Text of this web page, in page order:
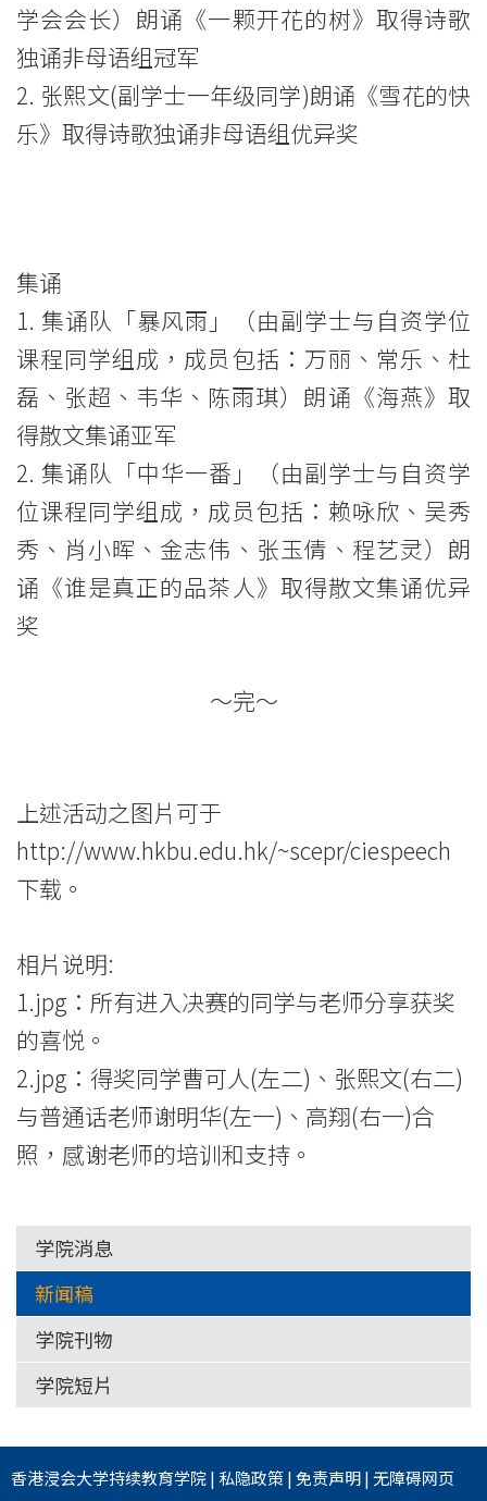
香
港
浸
学
学会会长）朗诵《一颗开花的树》取得诗歌
独诵非母语组冠军
2. 张熙文(副学士一年级同学)朗诵《雪花的快
乐》取得诗歌独诵非母语组优异奖
集诵
1. 集诵队「暴风雨」（由副学士与自资学位
课程同学组成，成员包括：万丽、常乐、杜
磊、张超、韦华、陈雨琪）朗​​诵《海燕》取
得散文集诵亚军
2. 集诵队「中华一番」（由副学士与自资学
位课程同学组成，成员包括：赖咏欣、吴秀
秀、肖小晖、金志伟、张玉倩、程艺灵）朗
诵《谁是真正的品茶人》取得散文集诵优异
奖
～完～
上述活动之图片可于
http://www.hkbu.edu.hk/~scepr/ciespeech
下载。
相片说明:
1.jpg：所有进入决赛的同学与老师分享获奖
的喜悦。
2.jpg：得奖同学曹可人(左二)、张熙文(右二)
与普通话老师谢明华(左一)、高翔(右一)合
照，感谢老师的培训和支持。
学院消息
新闻稿
学院刊物
学院短片
香港浸会大学持续教育学院| 私隐政策|免责声明|无障碍网页